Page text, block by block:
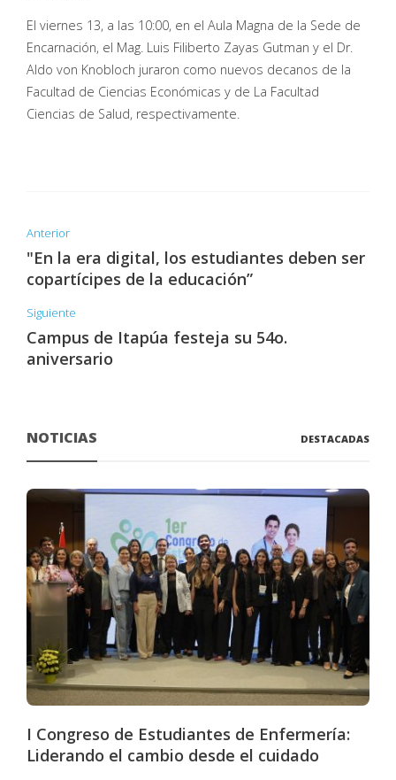
El viernes 13, a las 10:00, en el Aula Magna de la Sede de
Encarnación, el Mag. Luis Filiberto Zayas Gutman y el Dr.
Aldo von Knobloch juraron como nuevos decanos de la
Facultad de Ciencias Económicas y de La Facultad
Ciencias de Salud, respectivamente.
Anterior
"En la era digital, los estudiantes deben ser
copartícipes de la educación”
Siguiente
Campus de Itapúa festeja su 54o.
aniversario
NOTICIAS DESTACADAS
I Congreso de Estudiantes de Enfermería:
Liderando el cambio desde el cuidado